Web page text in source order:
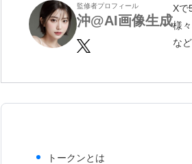
監修者プロフィール
沖@AI画像生成
Xで
様
な
トークンとは